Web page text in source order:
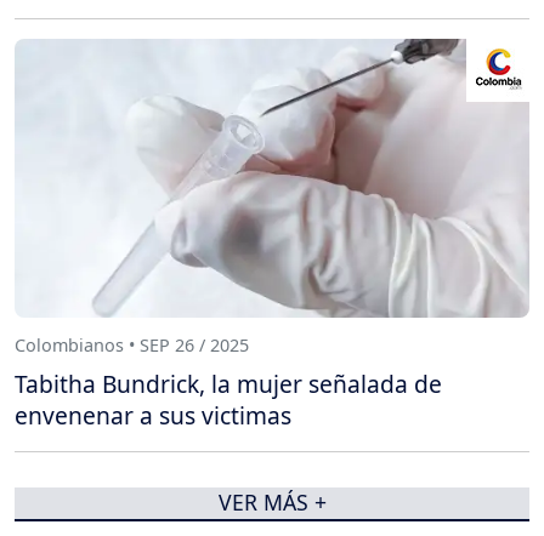
Colombianos • SEP 26 / 2025
Tabitha Bundrick, la mujer señalada de
envenenar a sus victimas
VER MÁS +